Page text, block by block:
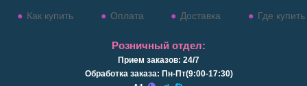
Как купить Оплата Доставка Где купить
Розничный отдел:
Прием заказов: 24/7
Обработка заказа: Пн-Пт(9:00-17:30)